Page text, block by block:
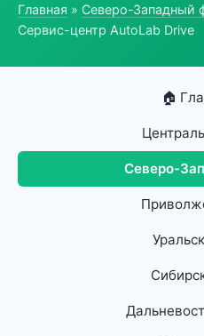
Главная » Северо-Западный
Сервис-центр AutoLab Drive
🏠
Северо-